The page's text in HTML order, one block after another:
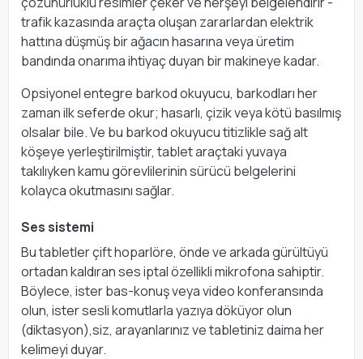
trafik kazasında araçta oluşan zararlardan elektrik
hattına düşmüş bir ağacın hasarına veya üretim
bandında onarıma ihtiyaç duyan bir makineye kadar.
Opsiyonel entegre barkod okuyucu, barkodları her
zaman ilk seferde okur; hasarlı, çizik veya kötü basılmış
olsalar bile. Ve bu barkod okuyucu titizlikle sağ alt
köşeye yerleştirilmiştir, tablet araçtaki yuvaya
takılıyken kamu görevlilerinin sürücü belgelerini
kolayca okutmasını sağlar.
Ses sistemi
Bu tabletler çift hoparlöre, önde ve arkada gürültüyü
ortadan kaldıran ses iptal özellikli mikrofona sahiptir.
Böylece, ister bas-konuş veya video konferansında
olun, ister sesli komutlarla yazıya döküyor olun
(diktasyon),siz, arayanlarınız ve tabletiniz daima her
kelimeyi duyar.